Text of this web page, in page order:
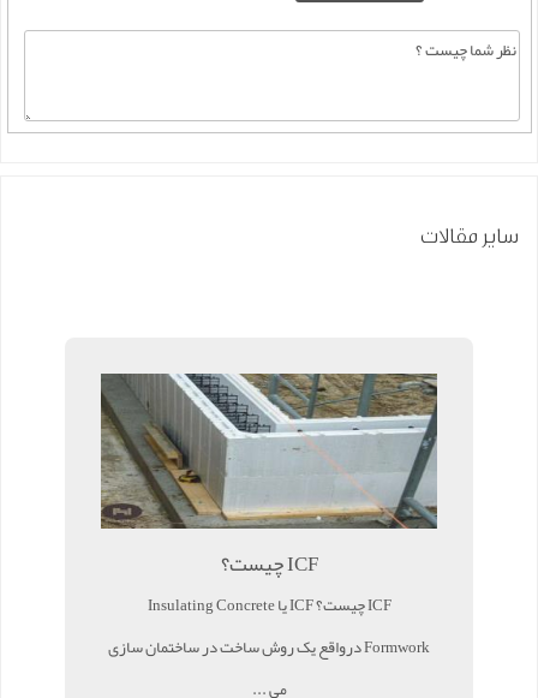
سایر مقالات
ICF چیست؟
ICF چیست؟ ICF یا Insulating Concrete
Formwork درواقع یک روش ساخت در ساختمان سازی
می ...